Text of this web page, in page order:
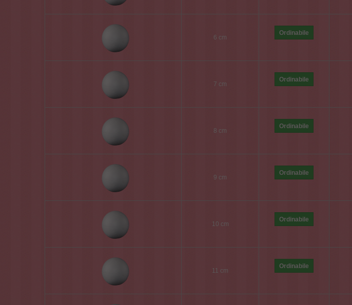
6 cm
Ordinabile
7 cm
Ordinabile
8 cm
Ordinabile
9 cm
Ordinabile
10 cm
Ordinabile
11 cm
Ordinabile